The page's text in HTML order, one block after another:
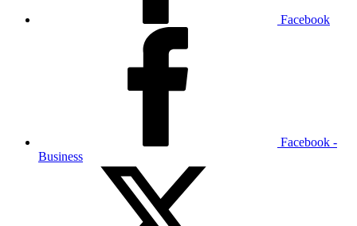
Facebook
Facebook -
Business